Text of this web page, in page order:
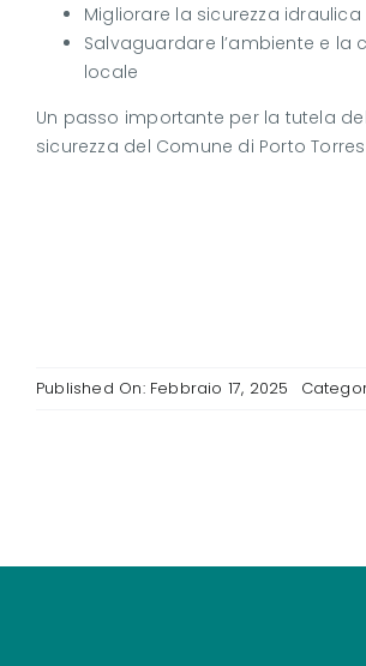
Migliorare la sicurezza idraulica
Salvaguardare l’ambiente e la
locale
Un passo importante per la tutela
sicurezza del Comune di Porto
Published On: Febbraio 17, 2025